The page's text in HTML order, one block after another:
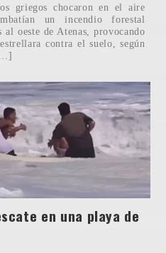
griegos chocaron en el aire
un incendio forestal
oeste de Atenas, provocando
contra el suelo, según
en una playa de